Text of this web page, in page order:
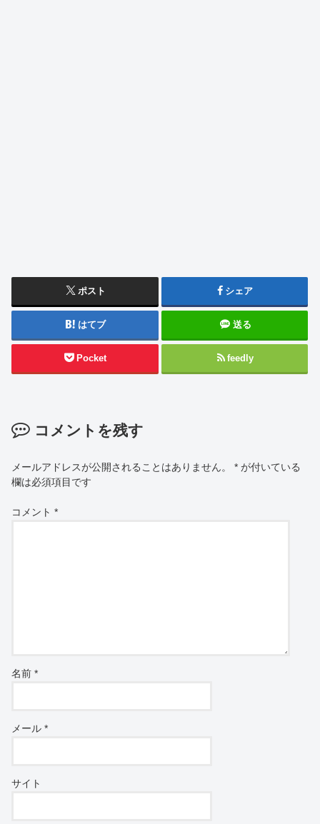
ポスト シェア
はてブ 送る
Pocket feedly
コメントを残す
メールアドレスが公開されることはありません。 * が付いている
欄は必須項目です
コメント*
名前*
メール*
サイト